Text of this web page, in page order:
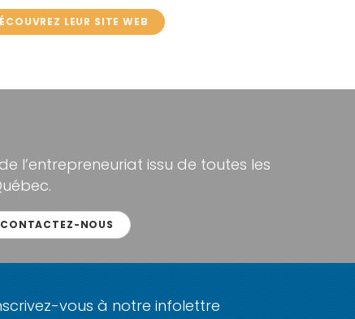
LEUR SITE WEB
l’entrepreneuriat issu de toutes les
CONTACTEZ-NOUS
vous à notre infolettre